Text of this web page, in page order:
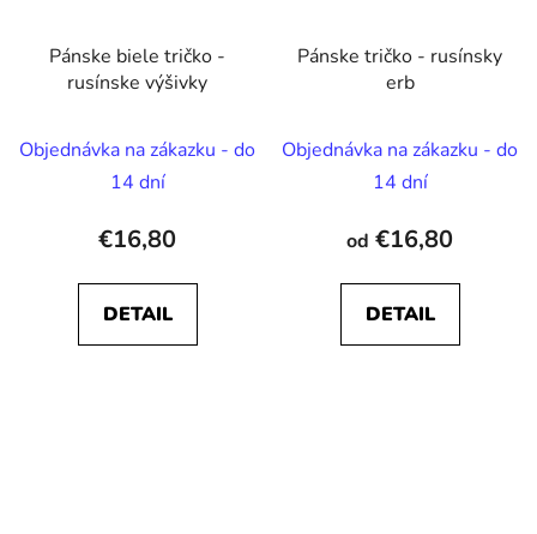
Pánske biele tričko -
rusínske výšivky
Objednávka na zákazku - do
14 dní
€16,80
DETAIL
Pánske tričko - rusínsky
erb
Objednávka na zákazku - do
14 dní
od €16,80
DETAIL